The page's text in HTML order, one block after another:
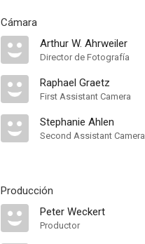
Cámara
Arthur W. Ahrweiler
Director de Fotografía
Raphael Graetz
First Assistant Camera
Stephanie Ahlen
Second Assistant Camera
Producción
Peter Weckert
Productor